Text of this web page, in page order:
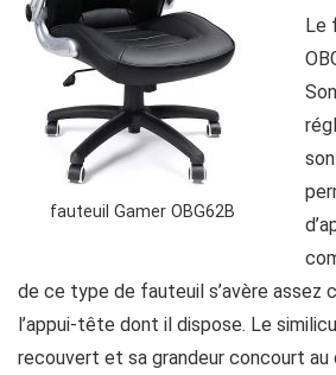
fauteuil Gamer OBG62B
Le
de ce type de fauteuil s’avère assez
l’appui-tête dont il dispose. Le
recouvert et sa grandeur concourt